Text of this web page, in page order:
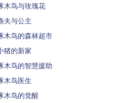
木鸟与玫瑰花
夫与公主
木鸟的森林超市
猪的新家
木鸟的智慧援助
木鸟医生
木鸟的觉醒